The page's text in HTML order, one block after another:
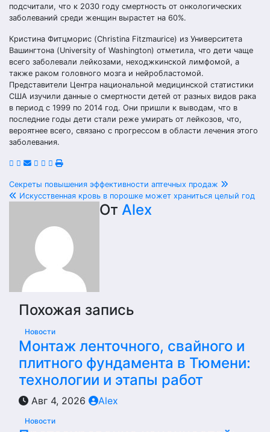
подсчитали, что к 2030 году смертность от онкологических
заболеваний среди женщин вырастет на 60%.
Кристина Фитцморис (Christina Fitzmaurice) из Университета
Вашингтона (University of Washington) отметила, что дети чаще
всего заболевали лейкозами, неходжкинской лимфомой, а
также раком головного мозга и нейробластомой.
Представители Центра национальной медицинской статистики
США изучили данные о смертности детей от разных видов рака
в период с 1999 по 2014 год. Они пришли к выводам, что в
последние годы дети стали реже умирать от лейкозов, что,
вероятнее всего, связано с прогрессом в области лечения этого
заболевания.
Навигация
записям
Секреты повышения эффективности аптечных продаж
Искусственная кровь в порошке может храниться целый год
От Alex
Похожая запись
Новости
Монтаж ленточного, свайного и
плитного фундамента в Тюмени:
технологии и этапы работ
Авг 4, 2026 Alex
Новости